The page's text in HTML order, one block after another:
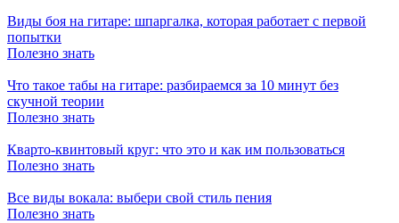
Виды боя на гитаре: шпаргалка, которая работает с первой
попытки
Полезно знать
Что такое табы на гитаре: разбираемся за 10 минут без
скучной теории
Полезно знать
Кварто-квинтовый круг: что это и как им пользоваться
Полезно знать
Все виды вокала: выбери свой стиль пения
Полезно знать